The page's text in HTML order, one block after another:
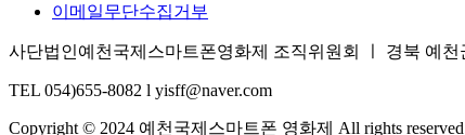
이메일무단수집거부
사단법인예천국제스마트폰영화제 조직위원회 ㅣ 경북 예
TEL 054)655-8082 l yisff@naver.com
Copyright © 2024 예천국제스마트폰 영화제 All rights